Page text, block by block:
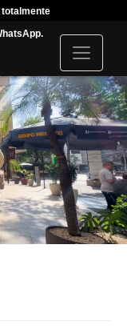
I
c
o
n